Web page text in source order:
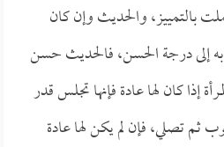
بالتمييز، والحديث وإن كان
إلى درجة الحسن، فالحديث حسن
إذا كان لها عادة فإنها تجلس قدر
ثم تصلي، فإن لم يكن لها عادة